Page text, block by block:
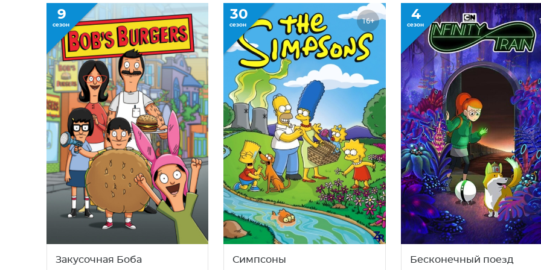
9
сезон
Закусочная Боба
30
сезон 16+
Симпсоны
4
сезон
Бесконечный поезд